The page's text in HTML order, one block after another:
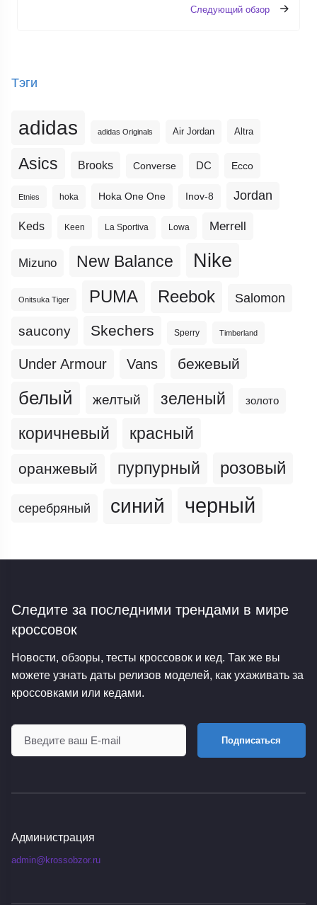
Следующий обзор
Тэги
adidas adidas Originals Air Jordan Altra
Asics Brooks Converse DC Ecco
Etnies hoka Hoka One One Inov-8 Jordan
Keds Keen La Sportiva Lowa Merrell
Mizuno New Balance Nike
Onitsuka Tiger PUMA Reebok Salomon
saucony Skechers Sperry Timberland
Under Armour Vans бежевый
белый желтый зеленый золото
коричневый красный
оранжевый пурпурный розовый
серебряный синий черный
Следите за последними трендами в мире
кроссовок
Новости, обзоры, тесты кроссовок и кед. Так же вы
можете узнать даты релизов моделей, как ухаживать за
кроссовками или кедами.
Подписаться
Администрация
admin@krossobzor.ru